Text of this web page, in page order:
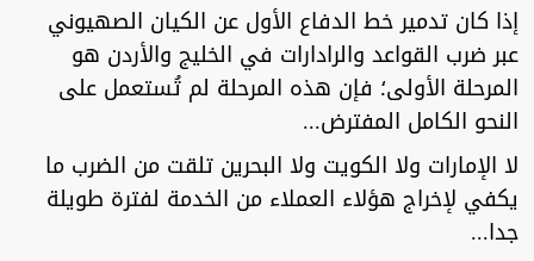
إذا كان تدمير خط الدفاع الأول عن الكيان الصهيوني
عبر ضرب القواعد والرادارات في الخليج والأردن هو
المرحلة الأولى؛ فإن هذه المرحلة لم تُستعمل على
النحو الكامل المفترض...
لا الإمارات ولا الكويت ولا البحرين تلقت من الضرب ما
يكفي لإخراج هؤلاء العملاء من الخدمة لفترة طويلة
جدا...